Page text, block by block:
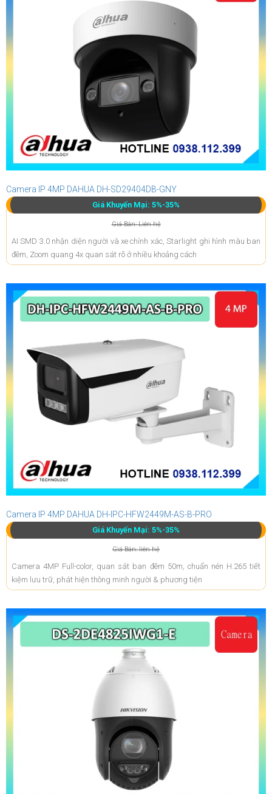
Camera IP 4MP DAHUA DH-SD29404DB-GNY
Giá Khuyến Mại: 5%-35%
Giá Bán: Liên hệ
AI SMD 3.0 nhận diện người và xe chính xác, Starlight ghi hình màu ban
đêm, Zoom quang 4x quan sát rõ ở nhiều khoảng cách
Camera IP 4MP DAHUA DH-IPC-HFW2449M-AS-B-PRO
Giá Khuyến Mại: 5%-35%
Giá Bán: liên hệ
Camera 4MP Full-color, quan sát ban đêm 50m, chuẩn nén H.265 tiết
kiệm lưu trữ, phát hiện thông minh người & phương tiện